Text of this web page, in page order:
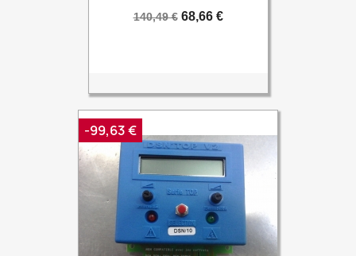
Prix
140,49 € Prix
68,66 €
-99,63 €